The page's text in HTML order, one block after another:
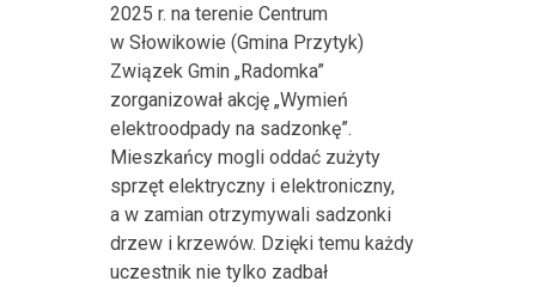
2025 r. na terenie Centrum
w Słowikowie (Gmina Przytyk)
Związek Gmin „Radomka”
zorganizował akcję „Wymień
elektroodpady na sadzonkę”.
Mieszkańcy mogli oddać zużyty
sprzęt elektryczny i elektroniczny,
a w zamian otrzymywali sadzonki
drzew i krzewów. Dzięki temu każdy
uczestnik nie tylko zadbał